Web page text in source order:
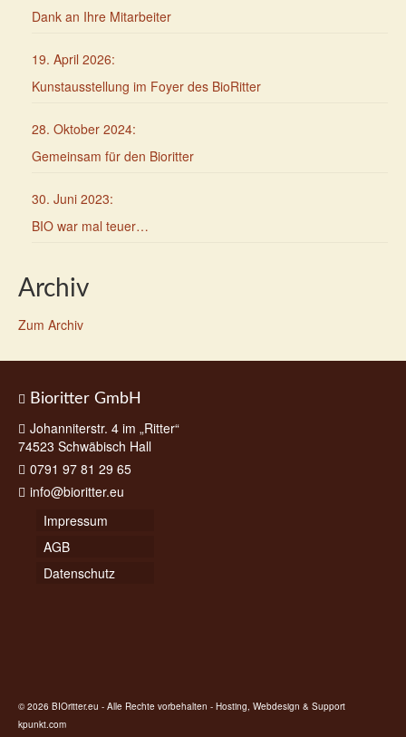
Dank an Ihre Mitarbeiter
19. April 2026:
Kunstausstellung im Foyer des BioRitter
28. Oktober 2024:
Gemeinsam für den Bioritter
30. Juni 2023:
BIO war mal teuer…
Archiv
Zum Archiv
Bioritter GmbH
Johanniterstr. 4 im „Ritter“
74523 Schwäbisch Hall
0791 97 81 29 65
info@bioritter.eu
Impressum
AGB
Datenschutz
© 2026 BIOritter.eu - Alle Rechte vorbehalten - Hosting, Webdesign & Support
kpunkt.com